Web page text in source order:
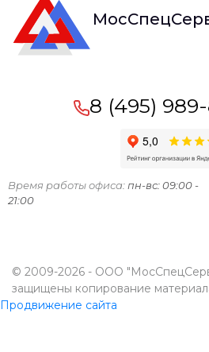
Время работы офиса:пн-вс: 09:00 -
21:00
8 (495)
© 2009-2026 - ООО
защищены копирование
Продвижение сайта